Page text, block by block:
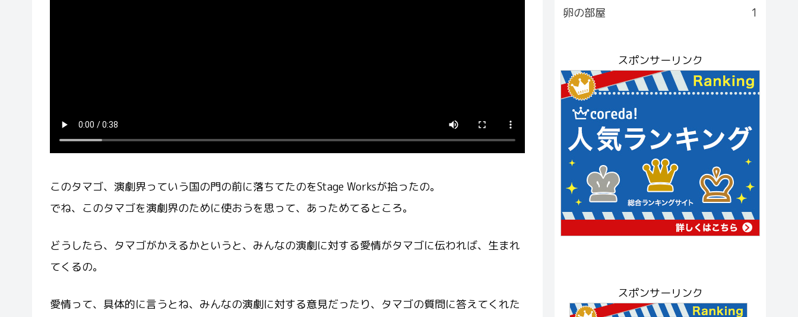
このタマゴ、演劇界っていう国の門の前に落ちてたのをStage Worksが拾ったの。
でね、このタマゴを演劇界のために使おうを思って、あっためてるところ。
どうしたら、タマゴがかえるかというと、みんなの演劇に対する愛情がタマゴに伝われば、生まれ
てくるの。
愛情って、具体的に言うとね、みんなの演劇に対する意見だったり、タマゴの質問に答えてくれた
卵の部屋 1
スポンサーリンク
スポンサーリンク